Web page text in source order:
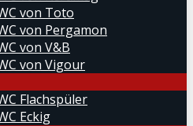
von Toto
von Pergamon
von V&B
von Vigour
Flachspüler
Eckig